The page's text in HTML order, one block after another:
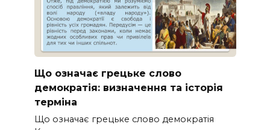
Що означає грецьке слово
демократія: визначення та історія
терміна
Що означає грецьке слово демократія